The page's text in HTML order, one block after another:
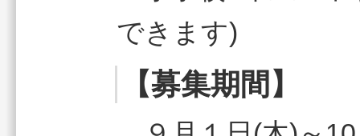
できます)
【募集期間】